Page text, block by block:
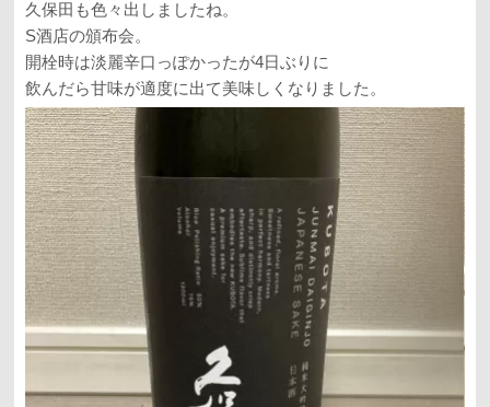
久保田も色々出しましたね。
S酒店の頒布会。
開栓時は淡麗辛口っぽかったが4日ぶりに
飲んだら甘味が適度に出て美味しくなりました。